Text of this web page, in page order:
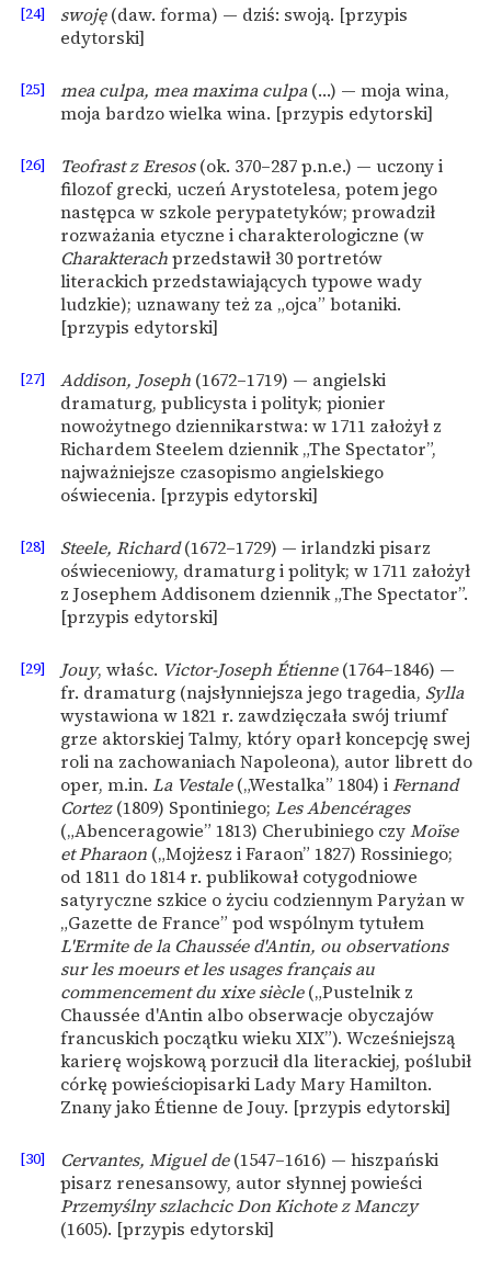
[24] swoję(daw. forma) — dziś: swoją. [przypis
edytorski]
[25] mea culpa, mea maxima culpa(…) — moja wina,
moja bardzo wielka wina. [przypis edytorski]
[26] Teofrast z Eresos(ok. 370–287 p.n.e.) — uczony i
filozof grecki, uczeń Arystotelesa, potem jego
następca w szkole perypatetyków; prowadził
rozważania etyczne i charakterologiczne (w
Charakterachprzedstawił 30 portretów
literackich przedstawiających typowe wady
ludzkie); uznawany też za „ojca” botaniki.
[przypis edytorski]
[27] Addison, Joseph (1672–1719) — angielski
dramaturg, publicysta i polityk; pionier
nowożytnego dziennikarstwa: w 1711 założył z
Richardem Steelem dziennik „The Spectator”,
najważniejsze czasopismo angielskiego
oświecenia. [przypis edytorski]
[28] Steele, Richard(1672–1729) — irlandzki pisarz
oświeceniowy, dramaturg i polityk; w 1711 założył
z Josephem Addisonem dziennik „The Spectator”.
[przypis edytorski]
[29] Jouy, właśc. Victor-Joseph Étienne(1764–1846) —
fr. dramaturg (najsłynniejsza jego tragedia, Sylla
wystawiona w 1821 r. zawdzięczała swój triumf
grze aktorskiej Talmy, który oparł koncepcję swej
roli na zachowaniach Napoleona), autor librett do
oper, m.in.La Vestale(„Westalka” 1804) iFernand
Cortez(1809) Spontiniego;Les Abencérages
(„Abenceragowie” 1813) Cherubiniego czyMoïse
et Pharaon („Mojżesz i Faraon” 1827) Rossiniego;
od 1811 do 1814 r. publikował cotygodniowe
satyryczne szkice o życiu codziennym Paryżan w
„Gazette de France” pod wspólnym tytułem
L'Ermite de la Chaussée d'Antin, ou observations
sur les moeurs et les usages français au
commencement du xixe siècle(„Pustelnik z
Chaussée d'Antin albo obserwacje obyczajów
francuskich początku wieku XIX”). Wcześniejszą
karierę wojskową porzucił dla literackiej, poślubił
córkę powieściopisarki Lady Mary Hamilton.
Znany jako Étienne de Jouy. [przypis edytorski]
[30] Cervantes, Miguel de(1547–1616) — hiszpański
pisarz renesansowy, autor słynnej powieści
Przemyślny szlachcic Don Kichote z Manczy
(1605). [przypis edytorski]